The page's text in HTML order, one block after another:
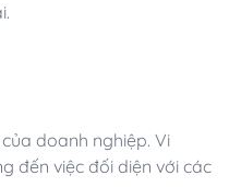
doanh nghiệp. Vi
đến việc đối diện với các